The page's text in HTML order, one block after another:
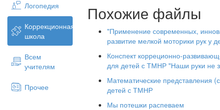
Логопедия
Коррекционная
школа
Всем
учителям
Прочее
Кого же можно назвать
вокализации -звукоподражания -
восклицания -даже отдельные
Похожие файлы
"Применение современных,
развитие мелкой моторики рук у
Конспект корреционно-
для детей с ТМНР "Наши руки не
Математические представления
детей с ТМНР
Мы потешки распеваем